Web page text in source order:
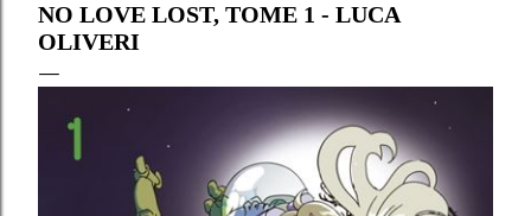
NO LOVE LOST, TOME 1 - LUCA
OLIVERI